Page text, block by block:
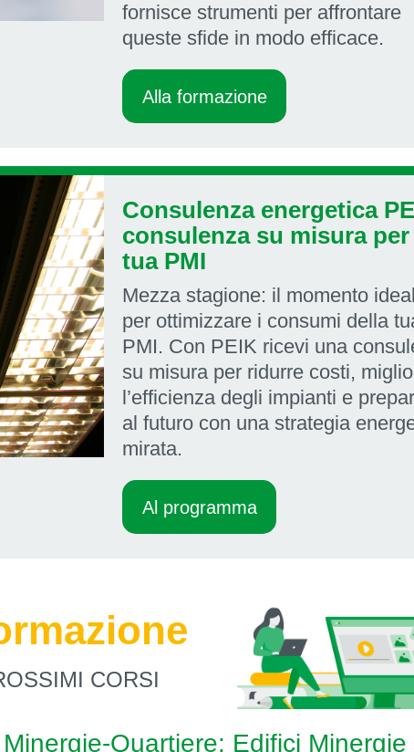
fornisce strumenti per affrontare
queste sfide in modo efficace.
Alla formazione
Consulenza energetica
consulenza su misura per
tua PMI
Mezza stagione: il momento
per ottimizzare i consumi della
PMI. Con PEIK ricevi una
su misura per ridurre costi,
l’efficienza degli impianti e
al futuro con una strategia
mirata.
Al programma
CORSI
Minergie-Quartiere: Edifici Minergie